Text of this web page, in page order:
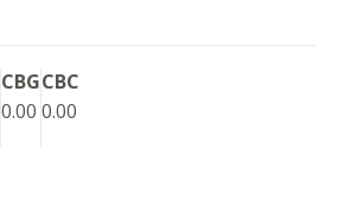
CBG
0.00
CBC
0.00